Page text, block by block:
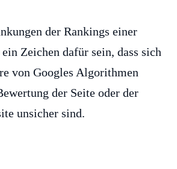
der Rankings einer
Zeichen dafür sein, dass sich
von Googles Algorithmen
der Seite oder der
unsicher sind.